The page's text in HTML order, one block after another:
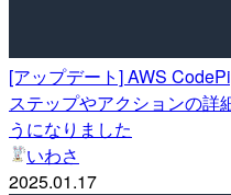
[アップデート] AWS
ステップやアクションの詳
うになりました
いわさ
2025.01.17